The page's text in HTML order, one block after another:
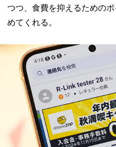
つつ、食費を抑えるための
めてくれる。